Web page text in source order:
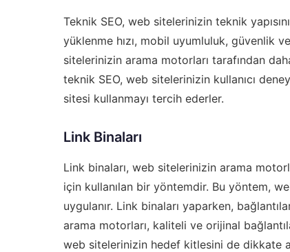
Teknik SEO, web sitelerinizin teknik
yüklenme hızı, mobil uyumluluk, güvenlik
sitelerinizin arama motorları tarafından
teknik SEO, web sitelerinizin kullanıcı
sitesi kullanmayı tercih ederler.
Link Binaları
Link binaları, web sitelerinizin arama
için kullanılan bir yöntemdir. Bu yöntem,
uygulanır. Link binaları yaparken,
arama motorları, kaliteli ve orijinal
web sitelerinizin hedef kitlesini de dikkate